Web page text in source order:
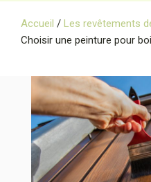
Accueil / Les revêtements
Choisir une peinture pour